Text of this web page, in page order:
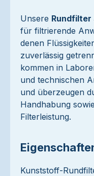
Unsere
für filtrierende
denen
zuverlässig
kommen in
und technischen
und überzeugen
Handhabung
Filterleistung.
Kunststoff-